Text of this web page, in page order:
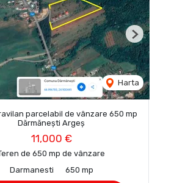
Harta
Next
parcelabil de vânzare 650 mp
Dărmănești Argeș
11,000 €
de 650 mp de vânzare
Darmanesti
650 mp